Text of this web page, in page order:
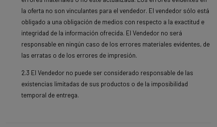
la oferta no son vinculantes para el vendedor. El vendedor sólo está
obligado a una obligación de medios con respecto a la exactitud e
integridad de la información ofrecida. El Vendedor no será
responsable en ningún caso de los errores materiales evidentes, de
las erratas o de los errores de impresión.
2.3 El Vendedor no puede ser considerado responsable de las
existencias limitadas de sus productos o de la imposibilidad
temporal de entrega.